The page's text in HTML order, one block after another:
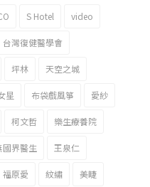
風在石起」霸氣回歸
S Hotel video
台灣復健醫學會
坪林 天空之城
星 布袋戲風箏 愛紗
柯文哲 樂生療養院
國界醫生 王泉仁
福原愛 紋繡 美睫